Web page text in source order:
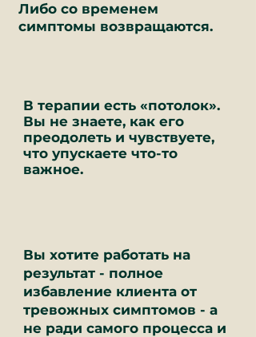
Либо со временем
симптомы возвращаются.
В терапии есть «потолок».
Вы не знаете, как его
преодолеть и чувствуете,
что упускаете что-то
важное.
Вы хотите работать на
результат - полное
избавление клиента от
тревожных симптомов - а
не ради самого процесса и